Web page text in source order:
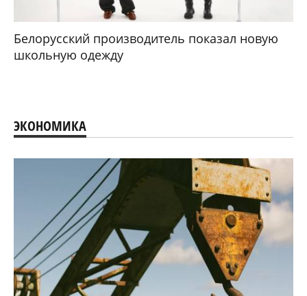
Белорусский производитель показал новую
школьную одежду
ЭКОНОМИКА